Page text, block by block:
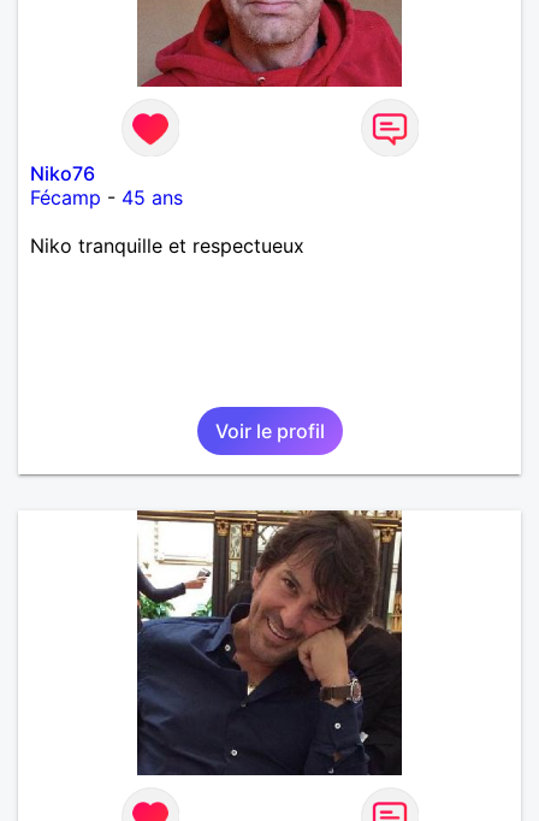
Niko76
Fécamp - 45 ans
Niko tranquille et respectueux
Voir le profil